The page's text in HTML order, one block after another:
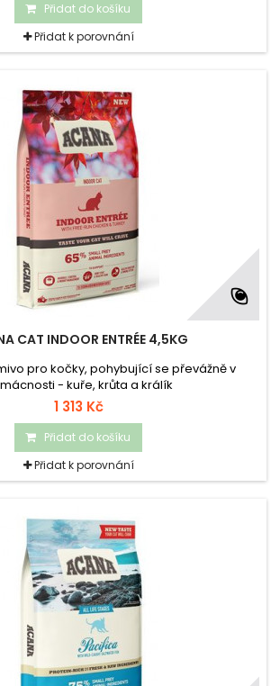
Přidat do košíku
Přidat k porovnání
CAT INDOOR ENTRÉE 4,5KG
pro kočky, pohybující se převážně v
- kuře, krůta a králík
1 313 Kč
Přidat do košíku
Přidat k porovnání